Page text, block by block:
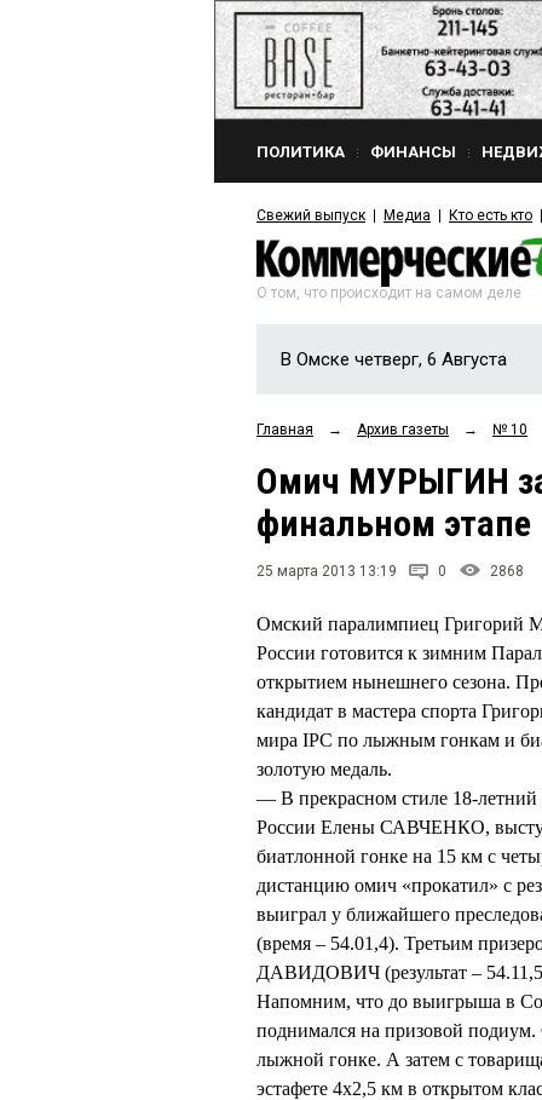
ПОЛИТИКА ФИНАНСЫ
Свежий выпуск Медиа Кто есть кто
О том, что происходит на самом деле
В Омске четверг, 6 Августа
Главная → Архив газеты → № 10
Омич МУРЫГИН
финальном этапе
25 марта 2013 13:19 0 2868
Омский паралимпиец Григорий
России готовится к зимним
открытием нынешнего сезона.
кандидат в мастера спорта
мира IPC по лыжным гонкам и
золотую медаль.
— В прекрасном стиле 18-
России Елены САВЧЕНКО,
биатлонной гонке на 15 км с
дистанцию омич «прокатил» с
выиграл у ближайшего
(время – 54.01,4). Третьим
ДАВИДОВИЧ (результат –
Напомним, что до выигрыша в
поднимался на призовой подиум.
лыжной гонке. А затем с
эстафете 4х2,5 км в открытом